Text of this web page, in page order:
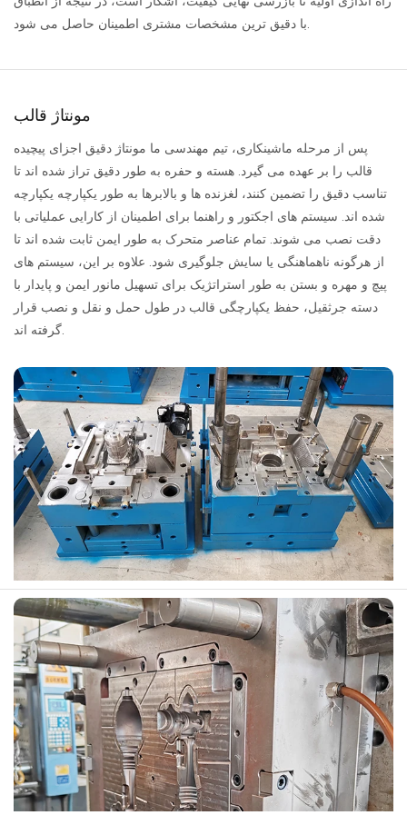
با دقیق ترین مشخصات مشتری اطمینان حاصل می شود.
مونتاژ قالب
پس از مرحله ماشینکاری، تیم مهندسی ما مونتاژ دقیق اجزای پیچیده
قالب را بر عهده می گیرد. هسته و حفره به طور دقیق تراز شده اند تا
تناسب دقیق را تضمین کنند، لغزنده ها و بالابرها به طور یکپارچه یکپارچه
شده اند. سیستم های اجکتور و راهنما برای اطمینان از کارایی عملیاتی با
دقت نصب می شوند. تمام عناصر متحرک به طور ایمن ثابت شده اند تا
از هرگونه ناهماهنگی یا سایش جلوگیری شود. علاوه بر این، سیستم های
پیچ و مهره و بستن به طور استراتژیک برای تسهیل مانور ایمن و پایدار با
دسته جرثقیل، حفظ یکپارچگی قالب در طول حمل و نقل و نصب قرار
گرفته اند.